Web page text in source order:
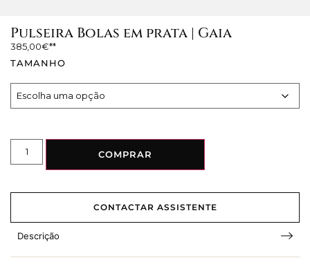
Pulseira Bolas em prata | Gaia
385,00€
TAMANHO
COMPRAR
CONTACTAR ASSISTENTE
Descrição